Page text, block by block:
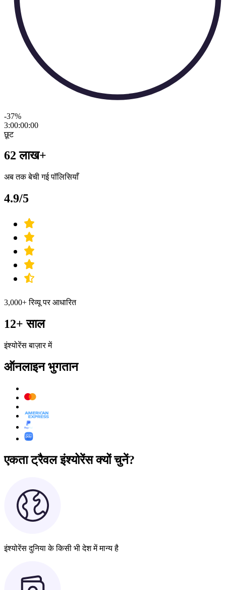
-37%
3:00:00:00
छूट
62 लाख+
अब तक बेची गई पॉलिसियाँ
4.9/5
3,000+ रिव्यू पर आधारित
12+ साल
इंश्योरेंस बाज़ार में
ऑनलाइन भुगतान
एकता ट्रैवल इंश्योरेंस क्यों चुनें?
इंश्योरेंस दुनिया के किसी भी देश में मान्य है